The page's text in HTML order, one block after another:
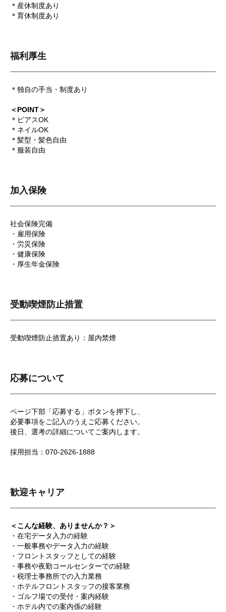
＊産休制度あり
＊育休制度あり
福利厚生
＊独自の手当・制度あり
＜POINT＞
＊ピアスOK
＊ネイルOK
＊髪型・髪色自由
＊服装自由
加入保険
社会保険完備
・雇用保険
・労災保険
・健康保険
・厚生年金保険
受動喫煙防止措置
受動喫煙防止措置あり：屋内禁煙
応募について
ページ下部「応募する」ボタンを押下し、
必要事項をご記入のうえご応募ください。
後日、選考の詳細についてご案内します。
採用担当：070-2626-1888
歓迎キャリア
＜こんな経験、ありませんか？＞
・在宅データ入力の経験
・一般事務やデータ入力の経験
・フロントスタッフとしての経験
・事務や夜勤コールセンターでの経験
・税理士事務所での入力業務
・ホテルフロントスタッフの接客業務
・ゴルフ場での受付・案内経験
・ホテル内での案内係の経験